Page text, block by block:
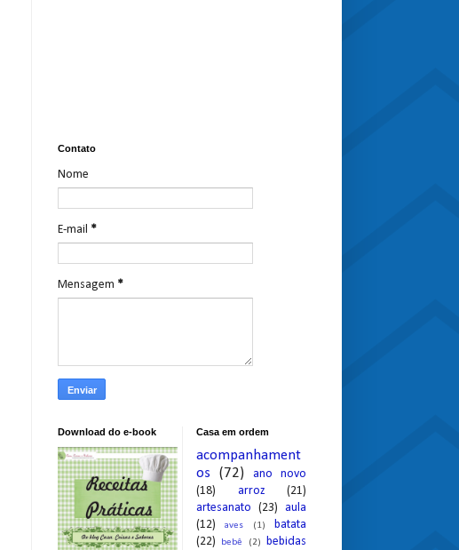
Contato
Nome
E-mail *
Mensagem *
Download do e-book Casa em ordem
acompanhament
os
(72)
ano novo
(18)
arroz
(21)
artesanato (23) aula
(12)
aves (1)
batata
(22)
bebê (2)
bebidas